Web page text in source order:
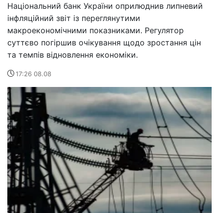
Національний банк України оприлюднив липневий
інфляційний звіт із переглянутими
макроекономічними показниками. Регулятор
суттєво погіршив очікування щодо зростання цін
та темпів відновлення економіки.
17:26 08.08